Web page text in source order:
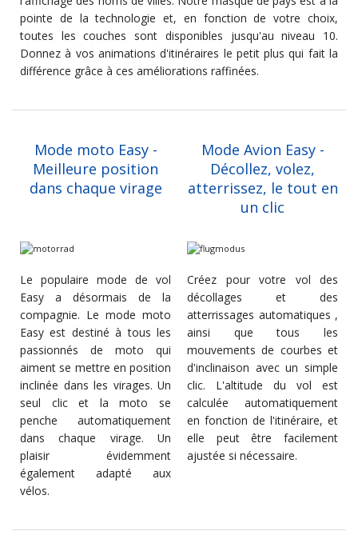
pointe de la technologie et, en fonction de votre choix,
toutes les couches sont disponibles jusqu'au niveau 10.
Donnez à vos animations d'itinéraires le petit plus qui fait la
différence grâce à ces améliorations raffinées.
Mode moto Easy -
Meilleure position
dans chaque virage
Mode Avion Easy -
Décollez, volez,
atterrissez, le tout en
un clic
Le populaire mode de vol
Easy a désormais de la
compagnie. Le mode moto
Easy est destiné à tous les
passionnés de moto qui
aiment se mettre en position
inclinée dans les virages. Un
seul clic et la moto se
penche automatiquement
dans chaque virage. Un
plaisir évidemment
également adapté aux
vélos.
Créez pour votre vol des
décollages et des
atterrissages automatiques ,
ainsi que tous les
mouvements de courbes et
d'inclinaison avec un simple
clic. L'altitude du vol est
calculée automatiquement
en fonction de l'itinéraire, et
elle peut être facilement
ajustée si nécessaire.